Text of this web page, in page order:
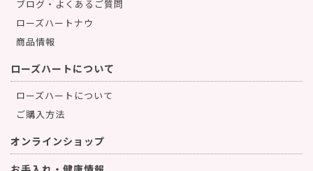
ブログ・よくあるご質問
ローズハートナウ
商品情報
ローズハートについて
ローズハートについて
ご購入方法
オンラインショップ